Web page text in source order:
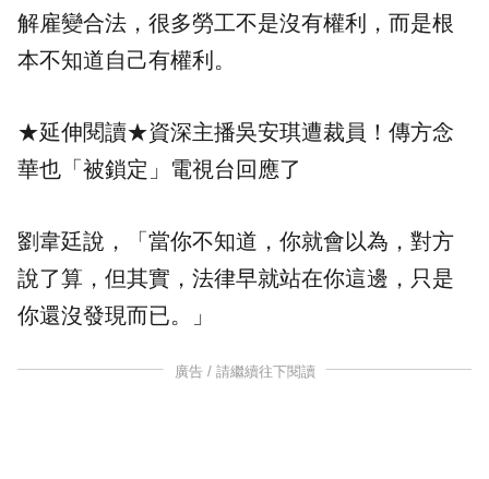
解雇變合法，很多勞工不是沒有權利，而是根
本不知道自己有權利。
★延伸閱讀★資深主播吳安琪遭裁員！傳方念
華也「被鎖定」電視台回應了
劉韋廷說，「當你不知道，你就會以為，對方
說了算，但其實，法律早就站在你這邊，只是
你還沒發現而已。」
廣告 / 請繼續往下閱讀